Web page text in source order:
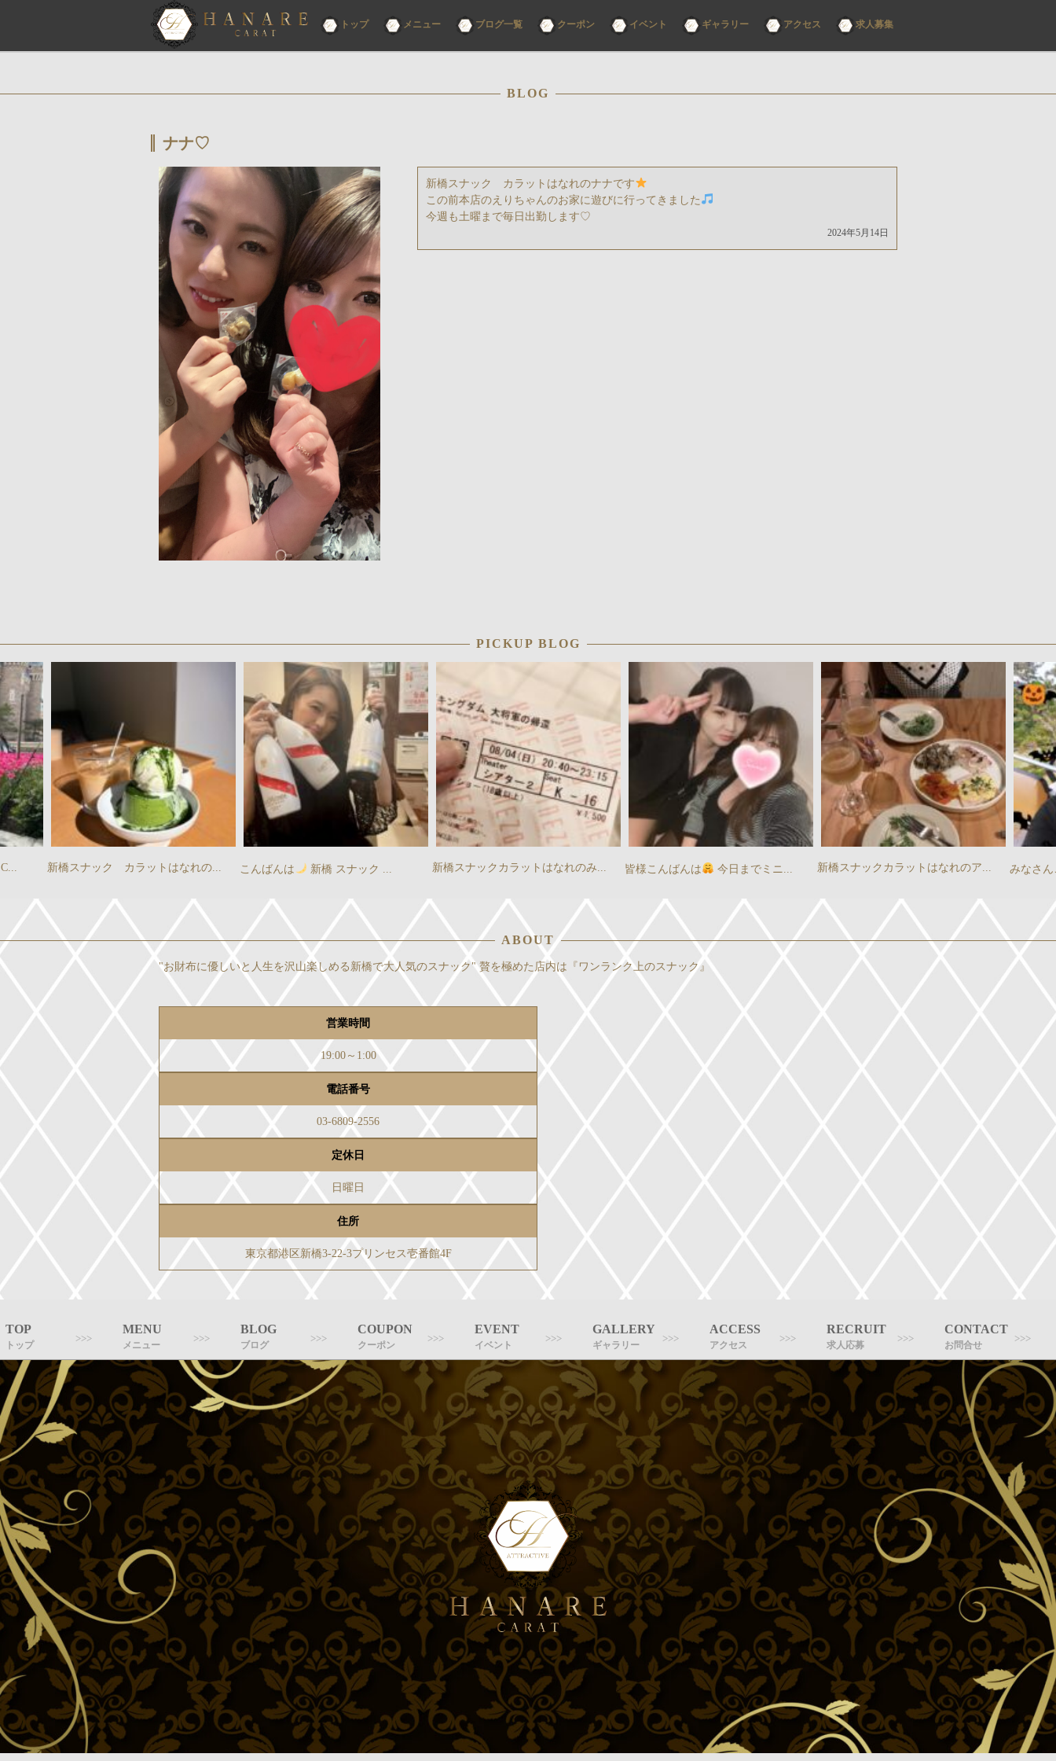
コ
ン
ン
キ
トップ メニュー ブログ一覧 クーポン イベント ギャラリー アクセス 求人募集
BLOG
ナナ♡
新橋スナック カラットはなれのナナです
この前本店のえりちゃんのお家に遊びに行ってきました
今週も土曜まで毎日出勤します♡
2024年5月14日
PICKUP BLOG
新橋スナック カラットはなれの... こんばんは 新橋 スナック ... 新橋スナックカラットはなれのみ... 皆様こんばんは 今日までミニ... 新橋スナックカラットはなれのア... みなさんこ
ABOUT
"お財布に優しいと人生を沢山楽しめる新橋で大人気のスナック" 贅を極めた店内は『ワンランク上のスナック』
営業時間
19:00～1:00
電話番号
03-6809-2556
定休日
日曜日
住所
東京都港区新橋3-22-3プリンセス壱番館4F
TOP
トップ
MENU
メニュー
BLOG
ブログ
COUPON
クーポン
EVENT
イベント
GALLERY
ギャラリー
ACCESS
アクセス
RECRUIT
求人応募
CONTACT
お問合せ